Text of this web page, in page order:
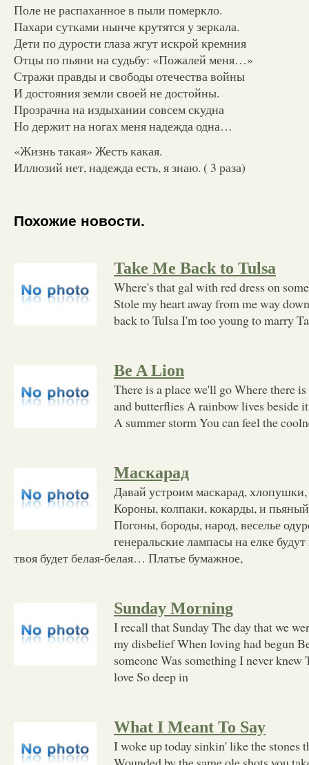
Поле не распаханное в пыли померкло.
Пахари сутками нынче крутятся у зеркала.
Дети по дурости глаза жгут искрой кремния
Отцы по пьяни на судьбу: «Пожалей меня…»
Стражи правды и свободы отечества войны
И достояния земли своей не достойны.
Прозрачна на издыхании совсем скудна
Но держит на ногах меня надежда одна…
«Жизнь такая» Жесть какая.
Иллюзий нет, надежда есть, я знаю. ( 3 раза)
Похожие новости.
Take Me Back to Tulsa
Where's that gal with red dress on
Stole my heart away from me way
back to Tulsa I'm too young to marry
Be A Lion
There is a place we'll go Where there
and butterflies A rainbow lives beside
A summer storm You can feel the
Маскарад
Давай устроим маскарад,
Короны, колпаки, кокарды, и
Погоны, бороды, народ, веселье
генеральские лампасы на елке
твоя будет белая-белая… Платье бумажное,
Sunday Morning
I recall that Sunday The day that we
my disbelief When loving had begun
someone Was something I never
love So deep in
What I Meant To Say
I woke up today sinkin' like the stones